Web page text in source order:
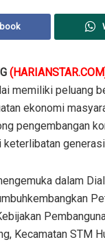
memiliki peluang
ekonomi
pengembangan
keterlibatan
dalam
Kecamatan STM